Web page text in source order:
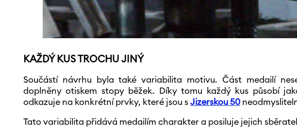
KAŽDÝ KUS TROCHU JINÝ
Součástí návrhu byla také variabilita motivu. Část medailí
doplněny otiskem stopy běžek. Díky tomu každý kus působí
odkazuje na konkrétní prvky, které jsou s Jizerskou 50
Tato variabilita přidává medailím charakter a posiluje jejich